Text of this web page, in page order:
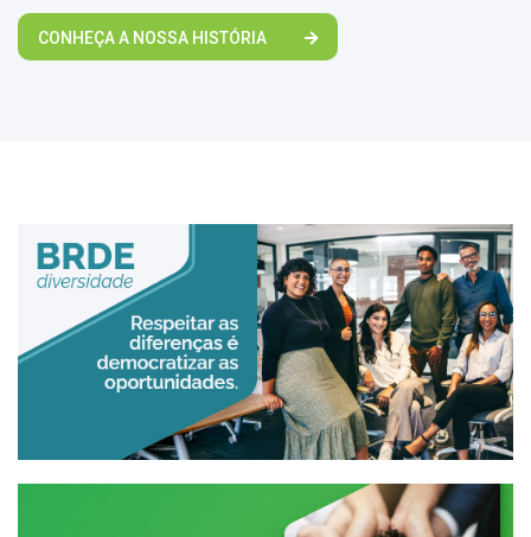
CONHEÇA A NOSSA HISTÓRIA